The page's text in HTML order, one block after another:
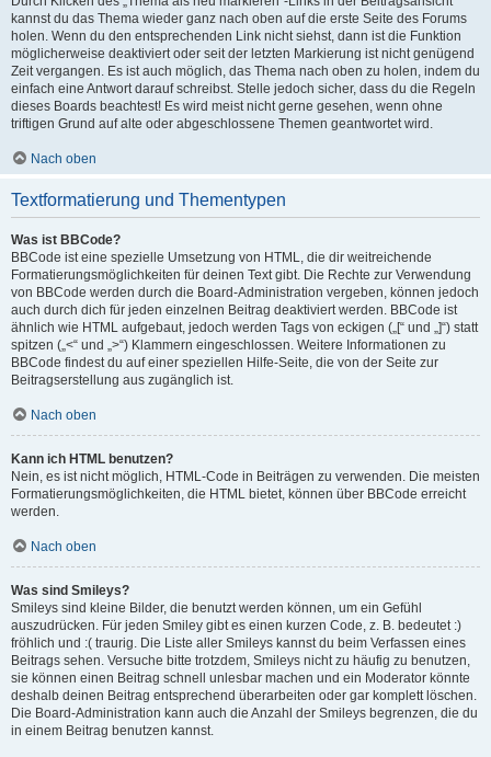
kannst du das Thema wieder ganz nach oben auf die erste Seite des Forums
holen. Wenn du den entsprechenden Link nicht siehst, dann ist die Funktion
möglicherweise deaktiviert oder seit der letzten Markierung ist nicht genügend
Zeit vergangen. Es ist auch möglich, das Thema nach oben zu holen, indem du
einfach eine Antwort darauf schreibst. Stelle jedoch sicher, dass du die Regeln
dieses Boards beachtest! Es wird meist nicht gerne gesehen, wenn ohne
triftigen Grund auf alte oder abgeschlossene Themen geantwortet wird.
Nach oben
Textformatierung und Thementypen
Was ist BBCode?
BBCode ist eine spezielle Umsetzung von HTML, die dir weitreichende
Formatierungsmöglichkeiten für deinen Text gibt. Die Rechte zur Verwendung
von BBCode werden durch die Board-Administration vergeben, können jedoch
auch durch dich für jeden einzelnen Beitrag deaktiviert werden. BBCode ist
ähnlich wie HTML aufgebaut, jedoch werden Tags von eckigen („[“ und „]“) statt
spitzen („<“ und „>“) Klammern eingeschlossen. Weitere Informationen zu
BBCode findest du auf einer speziellen Hilfe-Seite, die von der Seite zur
Beitragserstellung aus zugänglich ist.
Nach oben
Kann ich HTML benutzen?
Nein, es ist nicht möglich, HTML-Code in Beiträgen zu verwenden. Die meisten
Formatierungsmöglichkeiten, die HTML bietet, können über BBCode erreicht
werden.
Nach oben
Was sind Smileys?
Smileys sind kleine Bilder, die benutzt werden können, um ein Gefühl
auszudrücken. Für jeden Smiley gibt es einen kurzen Code, z. B. bedeutet :)
fröhlich und :( traurig. Die Liste aller Smileys kannst du beim Verfassen eines
Beitrags sehen. Versuche bitte trotzdem, Smileys nicht zu häufig zu benutzen,
sie können einen Beitrag schnell unlesbar machen und ein Moderator könnte
deshalb deinen Beitrag entsprechend überarbeiten oder gar komplett löschen.
Die Board-Administration kann auch die Anzahl der Smileys begrenzen, die du
in einem Beitrag benutzen kannst.